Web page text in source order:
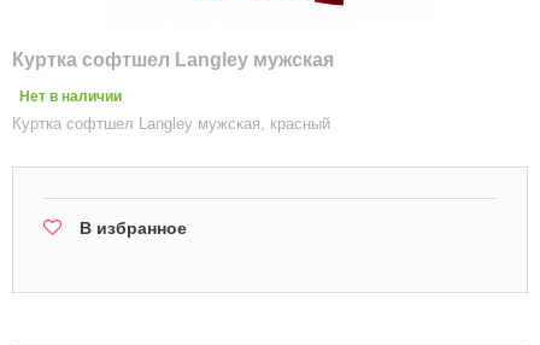
Куртка софтшел Langley мужская
Нет в наличии
Куртка софтшел Langley мужская, красный
В избранное